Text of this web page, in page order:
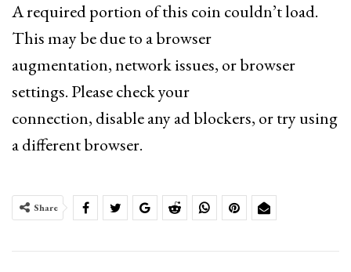
A required portion of this coin couldn’t load.
This may be due to a browser
augmentation, network issues, or browser
settings. Please check your
connection, disable any ad blockers, or try using
a different browser.
Share